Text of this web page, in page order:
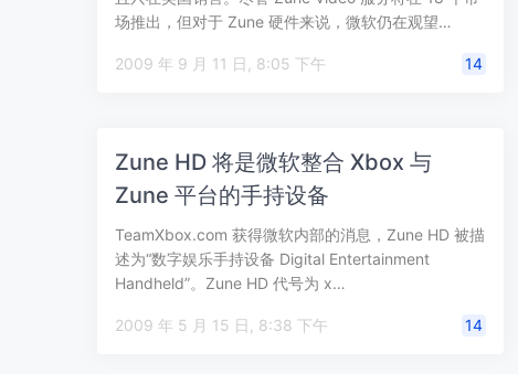
场推出，但对于 Zune 硬件来说，微软仍在观望…
2009 年 9 月 11 日, 8:05 下午 14
Zune HD 将是微软整合 Xbox 与
Zune 平台的手持设备
TeamXbox.com 获得微软内部的消息，Zune HD 被描
述为“数字娱乐手持设备 Digital Entertainment
Handheld”。Zune HD 代号为 x…
2009 年 5 月 15 日, 8:38 下午 14